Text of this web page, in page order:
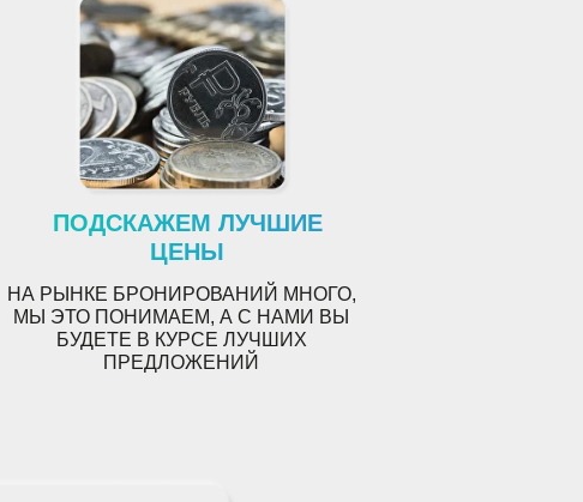
НА РЫНКЕ БРОНИРОВАНИЙ МНОГО,
МЫ ЭТО ПОНИМАЕМ, А С НАМИ ВЫ
БУДЕТЕ В КУРСЕ ЛУЧШИХ
ПРЕДЛОЖЕНИЙ
ПОДСКАЖЕМ ЛУЧШИЕ
ЦЕНЫ